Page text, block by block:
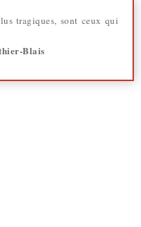
tragiques, sont ceux qui
Blais